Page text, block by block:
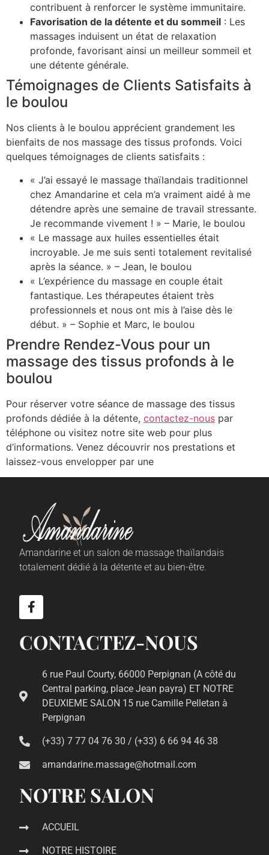
contribuent à renforcer le système immunitaire.
Favorisation de la détente et du sommeil : Les
massages induisent un état de relaxation
profonde, favorisant ainsi un meilleur sommeil et
une détente générale.
Témoignages de Clients Satisfaits à
le boulou
Nos clients à le boulou apprécient grandement les
bienfaits de nos massage des tissus profonds. Voici
quelques témoignages de clients satisfaits :
« J’ai essayé le massage thaïlandais traditionnel
chez Amandarine et cela m’a vraiment aidé à me
détendre après une semaine de travail stressante.
Je recommande vivement ! » – Marie, le boulou
« Le massage aux huiles essentielles était
incroyable. Je me suis senti totalement revitalisé
après la séance. » – Jean, le boulou
« L’expérience du massage en couple était
fantastique. Les thérapeutes étaient très
professionnels et nous ont mis à l’aise dès le
début. » – Sophie et Marc, le boulou
Prendre Rendez-Vous pour un
massage des tissus profonds à le
boulou
Pour réserver votre séance de massage des tissus
profonds dédiée à la détente, contactez-nous par
téléphone ou visitez notre site web pour plus
d’informations. Venez découvrir nos prestations et
laissez-vous envelopper par une
Amandarine et un salon de massage thaïlandais
totalement dédié à la détente et au bien-être.
CONTACTEZ-NOUS
6 rue Paul Courty, 66000 Perpignan (A côté du
Central parking, place Jean payra) ET NOTRE
DEUXIEME SALON 15 rue Camille Pelletan à
Perpignan
(+33) 7 77 04 76 30 / (+33) 6 66 94 46 38
amandarine.massage@hotmail.com
NOTRE SALON
ACCUEIL
NOTRE HISTOIRE